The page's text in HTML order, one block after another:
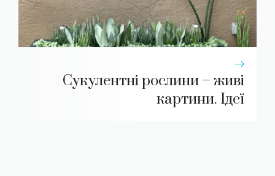
Сукулентні рослини – живі
картини. Ідеї